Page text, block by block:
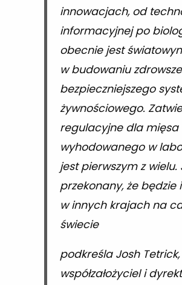
innowacjach, od
informacyjnej po
obecnie jest
w budowaniu
bezpieczniejszego
żywnościowego.
regulacyjne dla mięsa
wyhodowanego w
jest pierwszym z wielu.
przekonany, że będzie
w innych krajach na
świecie
podkreśla Josh Tetrick,
współzałożyciel i